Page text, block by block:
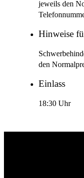
jeweils den
Hinweise
den
Einlass
18:30 Uhr